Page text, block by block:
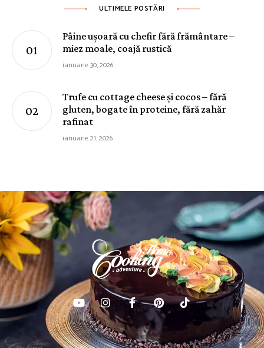
ULTIMELE POSTĂRI
Pâine ușoară cu chefir fără frământare –
miez moale, coajă rustică
ianuarie 30, 2026
Trufe cu cottage cheese și cocos – fără
gluten, bogate în proteine, fără zahăr
rafinat
ianuarie 21, 2026